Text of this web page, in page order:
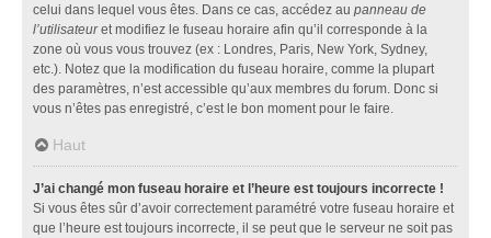
celui dans lequel vous êtes. Dans ce cas, accédez au panneau de
l’utilisateuret modifiez le fuseau horaire afin qu’il corresponde à la
zone où vous vous trouvez (ex : Londres, Paris, New York, Sydney,
etc.). Notez que la modification du fuseau horaire, comme la plupart
des paramètres, n’est accessible qu’aux membres du forum. Donc si
vous n’êtes pas enregistré, c’est le bon moment pour le faire.
Haut
J’ai changé mon fuseau horaire et l’heure est toujours incorrecte !
Si vous êtes sûr d’avoir correctement paramétré votre fuseau horaire et
que l’heure est toujours incorrecte, il se peut que le serveur ne soit pas